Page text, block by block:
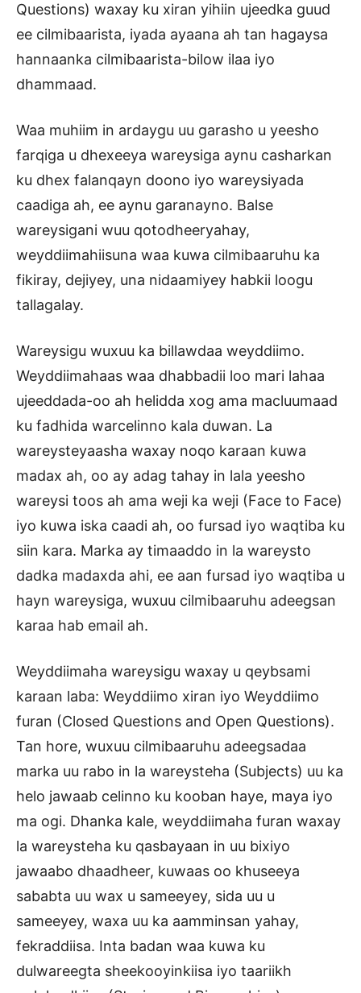
Questions) waxay ku xiran yihiin ujeedka guud
ee cilmibaarista, iyada ayaana ah tan hagaysa
hannaanka cilmibaarista-bilow ilaa iyo
dhammaad.
Waa muhiim in ardaygu uu garasho u yeesho
farqiga u dhexeeya wareysiga aynu casharkan
ku dhex falanqayn doono iyo wareysiyada
caadiga ah, ee aynu garanayno. Balse
wareysigani wuu qotodheeryahay,
weyddiimahiisuna waa kuwa cilmibaaruhu ka
fikiray, dejiyey, una nidaamiyey habkii loogu
tallagalay.
Wareysigu wuxuu ka billawdaa weyddiimo.
Weyddiimahaas waa dhabbadii loo mari lahaa
ujeeddada-oo ah helidda xog ama macluumaad
ku fadhida warcelinno kala duwan. La
wareysteyaasha waxay noqo karaan kuwa
madax ah, oo ay adag tahay in lala yeesho
wareysi toos ah ama weji ka weji (Face to Face)
iyo kuwa iska caadi ah, oo fursad iyo waqtiba ku
siin kara. Marka ay timaaddo in la wareysto
dadka madaxda ahi, ee aan fursad iyo waqtiba u
hayn wareysiga, wuxuu cilmibaaruhu adeegsan
karaa hab email ah.
Weyddiimaha wareysigu waxay u qeybsami
karaan laba: Weyddiimo xiran iyo Weyddiimo
furan (Closed Questions and Open Questions).
Tan hore, wuxuu cilmibaaruhu adeegsadaa
marka uu rabo in la wareysteha (Subjects) uu ka
helo jawaab celinno ku kooban haye, maya iyo
ma ogi. Dhanka kale, weyddiimaha furan waxay
la wareysteha ku qasbayaan in uu bixiyo
jawaabo dhaadheer, kuwaas oo khuseeya
sababta uu wax u sameeyey, sida uu u
sameeyey, waxa uu ka aamminsan yahay,
fekraddiisa. Inta badan waa kuwa ku
dulwareegta sheekooyinkiisa iyo taariikh